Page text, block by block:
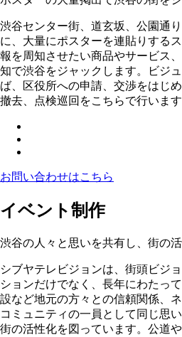
渋谷センター街、道玄坂、公園通
に、大量にポスターを連貼りする
報を周知させたい商品やサービス
知で渋谷をジャックします。ビジ
ば、区役所への申請、交渉をはじ
撤去、点検巡回をこちらで行います
お問い合わせはこちら
イベント制作
渋谷の人々と思いを共有し、街の
シブヤテレビジョンは、街頭ビジ
ションだけでなく、長年にわたっ
設など地元の方々との信頼関係、
コミュニティの一員として同じ思
街の活性化を図っています。公道